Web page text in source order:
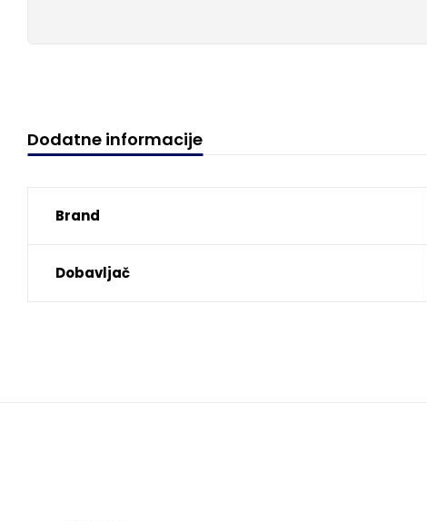
Dodatne informacije
Brand
Dobavljač